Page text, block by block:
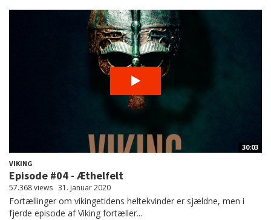
30:03
VIKING
Episode #04 - Æthelfelt
57.368 views 31. januar 2020
Fortællinger om vikingetidens heltekvinder er sjældne, men i
fjerde episode af Viking fortæller...